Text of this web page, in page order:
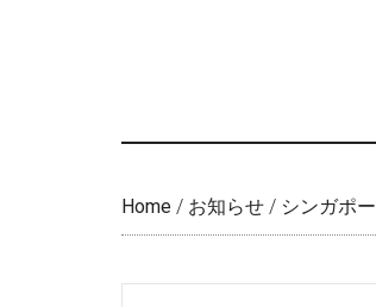
Home / お知らせ / シンガポ